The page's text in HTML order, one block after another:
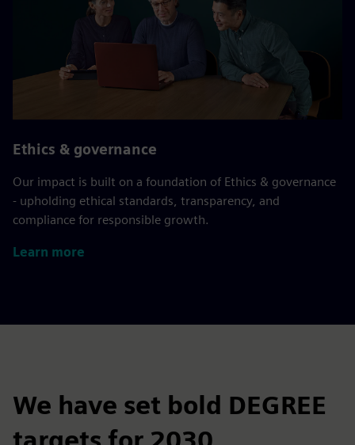
Ethics & governance
Our impact is built on a foundation of Ethics & governance
- upholding ethical standards, transparency, and
compliance for responsible growth.
Learn more
We have set bold DEGREE